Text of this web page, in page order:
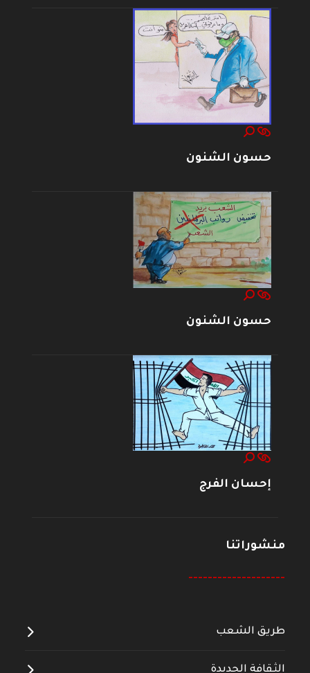
حسون الشنون
حسون الشنون
إحسان الفرج
منشوراتنا
--------------------
طريق الشعب
الثقافة الجديدة